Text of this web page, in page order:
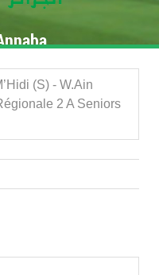
(S) - W.Ain
2 A Seniors